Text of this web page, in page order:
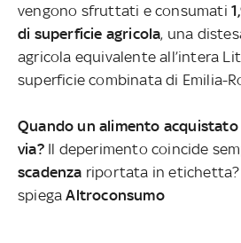
vengono sfruttati e consumati
di superficie agricola, una
agricola equivalente all’intera
superficie combinata di Emilia-
Quando un alimento
via?Il deperimento coincide
scadenza riportata in etichetta?
spiega Altroconsumo